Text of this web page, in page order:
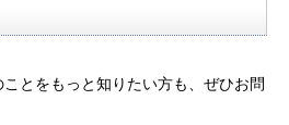
とをもっと知りたい方も、ぜひお問